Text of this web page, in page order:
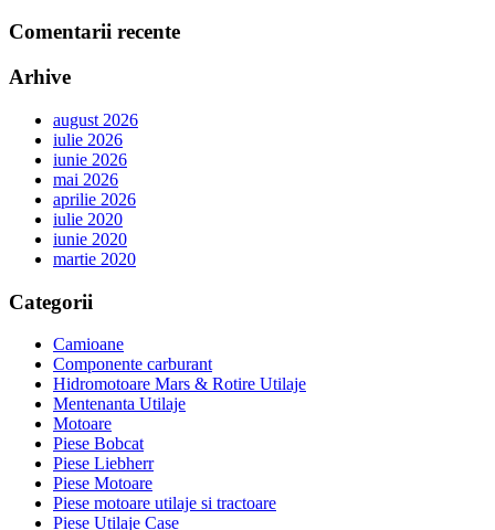
Comentarii recente
Arhive
august 2026
iulie 2026
iunie 2026
mai 2026
aprilie 2026
iulie 2020
iunie 2020
martie 2020
Categorii
Camioane
Componente carburant
Hidromotoare Mars & Rotire Utilaje
Mentenanta Utilaje
Motoare
Piese Bobcat
Piese Liebherr
Piese Motoare
Piese motoare utilaje si tractoare
Piese Utilaje Case